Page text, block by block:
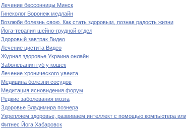
Лечение бессонницы Минск
Гинеколог Воронеж медлайн
Возлюби болезнь свою. Как стать здоровым, познав радость жизни
Йога-терапия шейно-грудной отдел
Здоровый завтрак Видео
Лечение цистита Видео
Журнал здоровье Украина онлайн
Заболевания губ у кошек
Лечение хронического увеита
Медицина болезни сосудов
Медитация ясновидения форум
Редкие заболевания мозга
Здоровье Владимира познера
Укрепляем здоровье, развиваем интеллект с помощью компьютера
Фитнес Йога Хабаровск